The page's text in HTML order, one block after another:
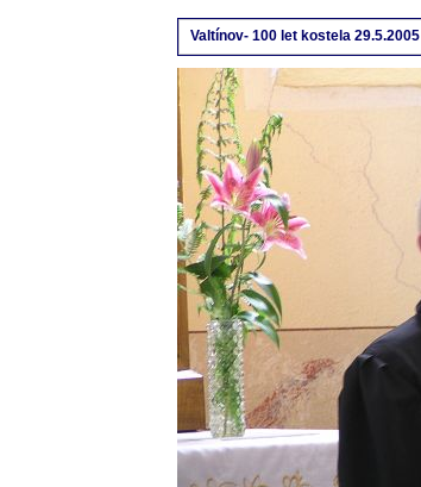
Valtínov- 100 let kostela 29.5.2005